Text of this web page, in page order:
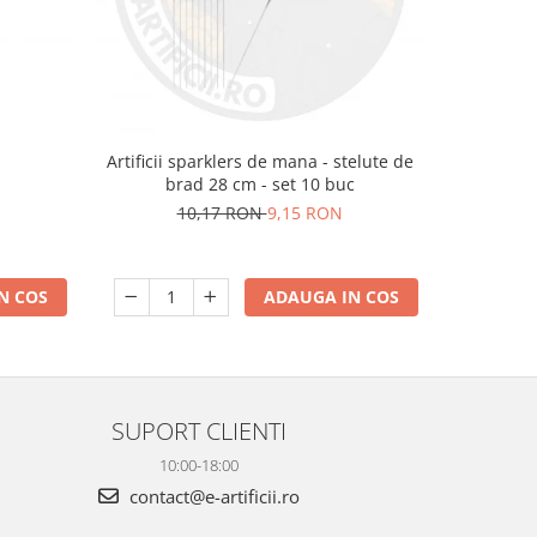
COS
Artificii sparklers de mana - stelute de
brad 28 cm - set 10 buc
10,17 RON9,15 RON
ADAUGA IN COS
SUPORT CLIENTI
10:00-18:00
contact@e-artificii.ro